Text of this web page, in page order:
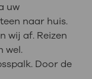
uw
naar huis.
wij af. Reizen
wel.
Door de